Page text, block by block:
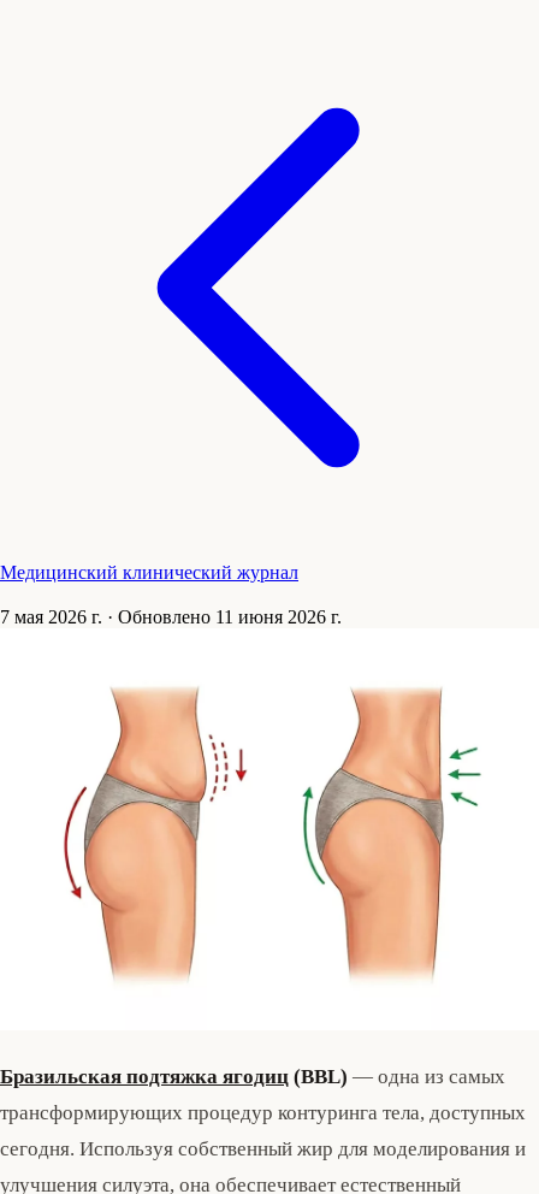
Медицинский клинический журнал
7 мая 2026 г. · Обновлено 11 июня 2026 г.
Бразильская подтяжка ягодиц (BBL) — одна из самых
трансформирующих процедур контуринга тела, доступных
сегодня. Используя собственный жир для моделирования и
улучшения силуэта, она обеспечивает естественный